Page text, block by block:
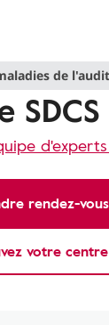
de
SDCS
rendez-vous
votre centre